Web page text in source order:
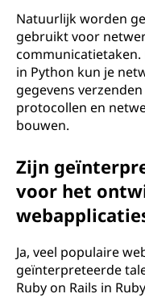
Natuurlijk worden
gebruikt voor
in Python kun je
gegevens
protocollen en
bouwen.
Zijn
voor het
Ja, veel populaire
geïnterpreteerde
Ruby on Rails in